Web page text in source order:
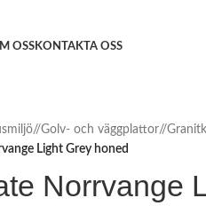
OSSKONTAKTA OSS
/ Golv- och väggplattor/
Light Grey honed
Norrvange